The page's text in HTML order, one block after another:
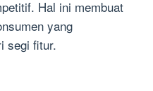
Hal ini membuat
yang
segi fitur.